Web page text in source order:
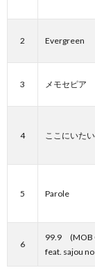
2 Evergreen
3 メモセピア
4 ここにいたい
5 Parole
6
99.9 (MOB
feat. sajou